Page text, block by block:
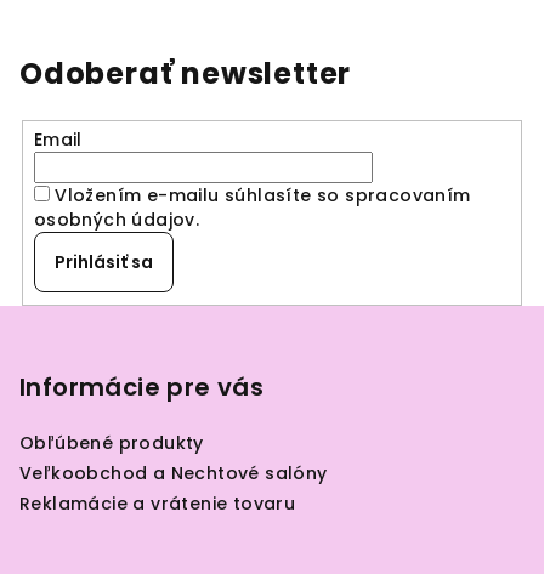
Odoberať newsletter
Email
Vložením e-mailu súhlasíte so spracovaním
osobných údajov.
Prihlásiť sa
Informácie pre vás
Obľúbené produkty
Veľkoobchod a Nechtové salóny
Reklamácie a vrátenie tovaru